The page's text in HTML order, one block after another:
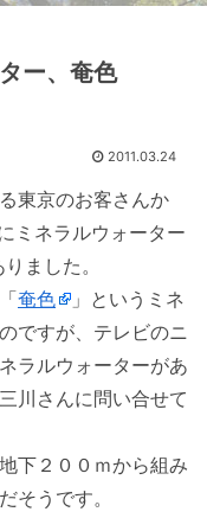
ー、奄色
2011.03.24
東京のお客さんか
ミネラルウォーター
ました。
奄色
」というミネ
ですが、テレビのニ
ラルウォーターがあ
川さんに問い合せて
下２００ｍから組み
そうです。